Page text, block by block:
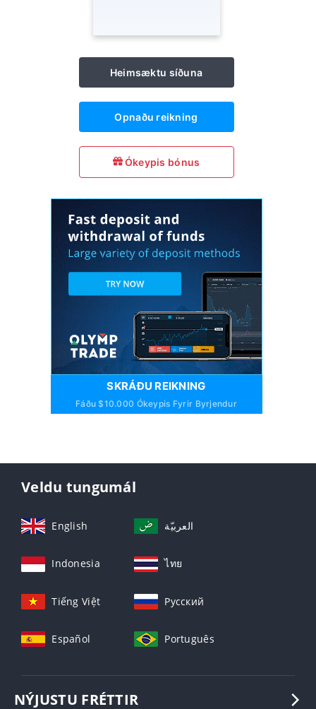
Heimsæktu síðuna
Opnaðu reikning
Ókeypis bónus
SKRÁÐU REIKNING
Fáðu $10.000 Ókeypis Fyrir Byrjendur
Veldu tungumál
English العربيّة
Indonesia ไทย
Tiếng Việt Русский
Español Português
NÝJUSTU FRÉTTIR